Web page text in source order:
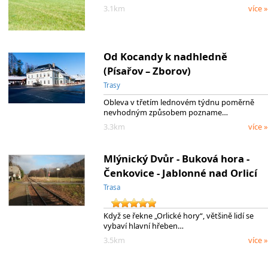
3.1km
více »
Od Kocandy k nadhledně
(Písařov – Zborov)
Trasy
Obleva v třetím lednovém týdnu poměrně
nevhodným způsobem pozname…
3.3km
více »
Mlýnický Dvůr - Buková hora -
Čenkovice - Jablonné nad Orlicí
Trasa
Když se řekne „Orlické hory“, většině lidí se
vybaví hlavní hřeben…
3.5km
více »